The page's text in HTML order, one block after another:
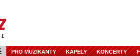
PRO MUZIKANTY KAPELY KONCERTY